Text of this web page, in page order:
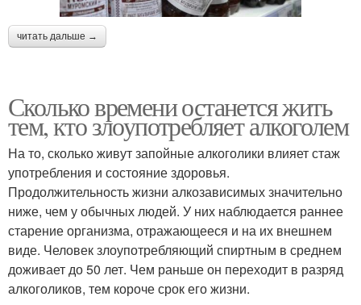
читать дальше →
Сколько времени останется жить
тем, кто злоупотребляет алкоголем
На то, сколько живут запойные алкоголики влияет стаж
употребления и состояние здоровья.
Продолжительность жизни алкозависимых значительно
ниже, чем у обычных людей. У них наблюдается раннее
старение организма, отражающееся и на их внешнем
виде. Человек злоупотребляющий спиртным в среднем
доживает до 50 лет. Чем раньше он переходит в разряд
алкоголиков, тем короче срок его жизни.